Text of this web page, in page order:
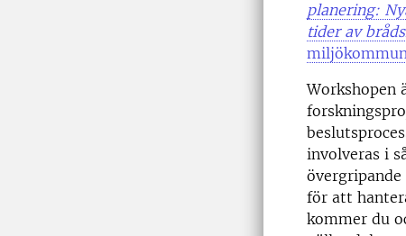
planering:
tider av
Workshopen
involveras i
för att
kommer du